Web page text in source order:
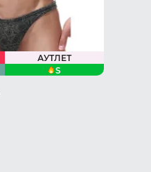
АУТЛЕТ
S